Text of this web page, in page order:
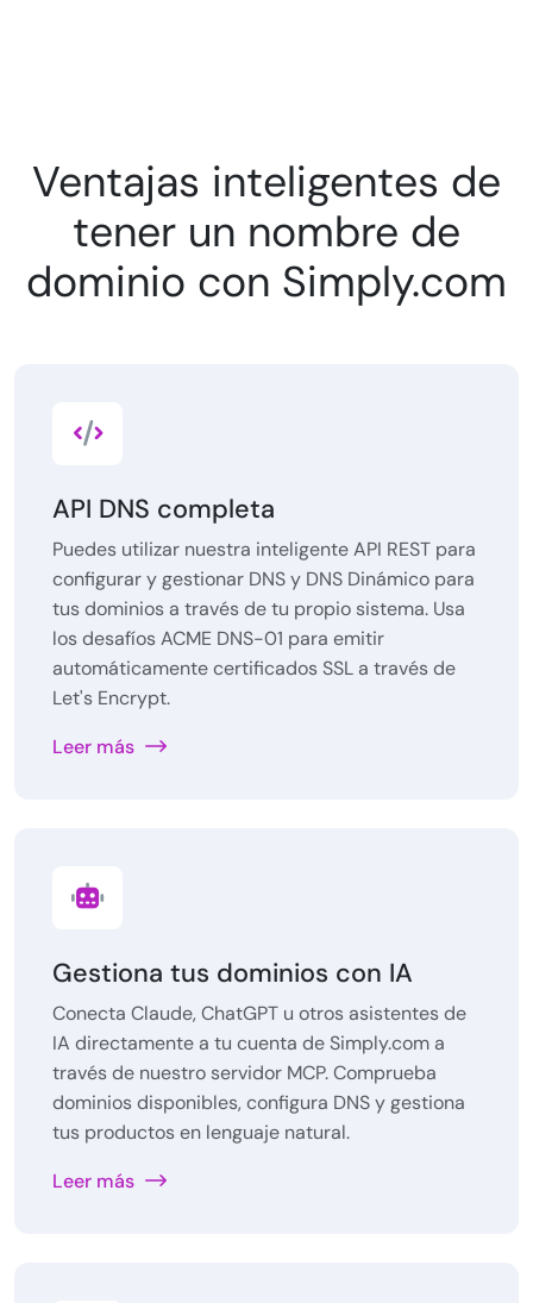
Ventajas inteligentes de
tener un nombre de
dominio con Simply.com
API DNS completa
Puedes utilizar nuestra inteligente API REST para
configurar y gestionar DNS y DNS Dinámico para
tus dominios a través de tu propio sistema. Usa
los desafíos ACME DNS-01 para emitir
automáticamente certificados SSL a través de
Let's Encrypt.
Leer más
Gestiona tus dominios con IA
Conecta Claude, ChatGPT u otros asistentes de
IA directamente a tu cuenta de Simply.com a
través de nuestro servidor MCP. Comprueba
dominios disponibles, configura DNS y gestiona
tus productos en lenguaje natural.
Leer más